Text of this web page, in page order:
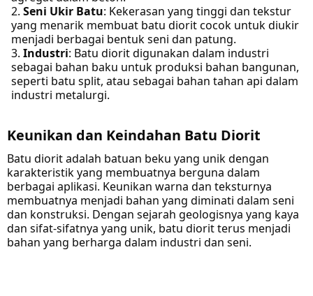
Seni Ukir Batu: Kekerasan yang tinggi dan tekstur
yang menarik membuat batu diorit cocok untuk diukir
menjadi berbagai bentuk seni dan patung.
Industri: Batu diorit digunakan dalam industri
sebagai bahan baku untuk produksi bahan bangunan,
seperti batu split, atau sebagai bahan tahan api dalam
industri metalurgi.
Keunikan dan Keindahan Batu Diorit
Batu diorit adalah batuan beku yang unik dengan
karakteristik yang membuatnya berguna dalam
berbagai aplikasi. Keunikan warna dan teksturnya
membuatnya menjadi bahan yang diminati dalam seni
dan konstruksi. Dengan sejarah geologisnya yang kaya
dan sifat-sifatnya yang unik, batu diorit terus menjadi
bahan yang berharga dalam industri dan seni.